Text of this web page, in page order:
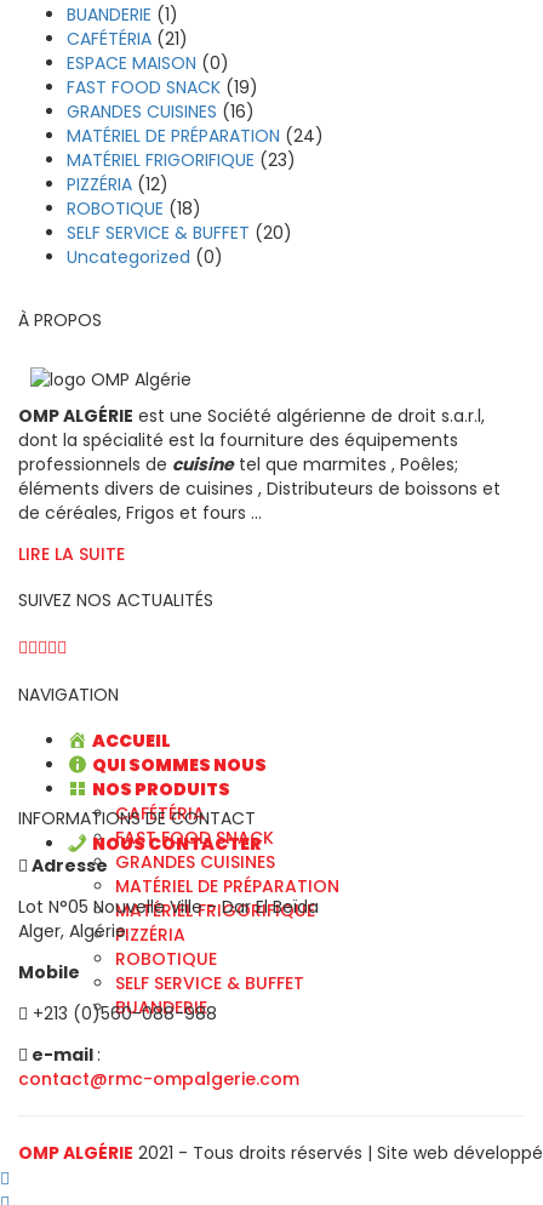
BUANDERIE (1)
CAFÉTÉRIA (21)
ESPACE MAISON (0)
FAST FOOD SNACK (19)
GRANDES CUISINES (16)
MATÉRIEL DE PRÉPARATION (24)
MATÉRIEL FRIGORIFIQUE (23)
PIZZÉRIA (12)
ROBOTIQUE (18)
SELF SERVICE & BUFFET (20)
Uncategorized (0)
À PROPOS
OMP ALGÉRIE est une Société algérienne de droit s.a.r.l,
dont la spécialité est la fourniture des équipements
professionnels de cuisine tel que marmites , Poêles;
éléments divers de cuisines , Distributeurs de boissons et
de céréales, Frigos et fours ...
LIRE LA SUITE
SUIVEZ NOS ACTUALITÉS
NAVIGATION
ACCUEIL
QUI SOMMES NOUS
NOS PRODUITS
CAFÉTÉRIA
FAST FOOD SNACK
GRANDES CUISINES
MATÉRIEL DE PRÉPARATION
MATÉRIEL FRIGORIFIQUE
PIZZÉRIA
ROBOTIQUE
SELF SERVICE & BUFFET
BUANDERIE
NOUS CONTACTER
INFORMATIONS DE CONTACT
Adresse
Lot N°05 Nouvelle Ville - Dar El Beïda
Alger, Algérie
Mobile
+213 (0)560-088-988
e-mail :
contact@rmc-ompalgerie.com
OMP ALGÉRIE 2021 - Tous droits réservés | Site web